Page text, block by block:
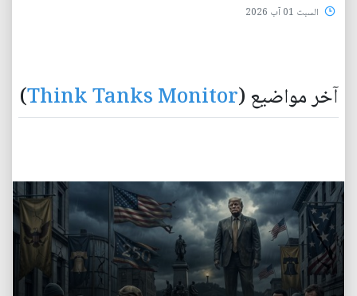
السبت 01 آب 2026
آخر مواضيع (Think Tanks Monitor
)